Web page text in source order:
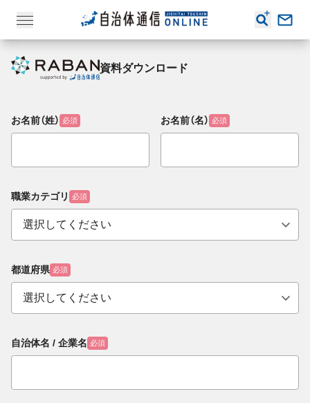
資料ダウンロード
お名前（姓） 必須 お名前（名） 必須
職業カテゴリ 必須
都道府県 必須
自治体名 / 企業名 必須